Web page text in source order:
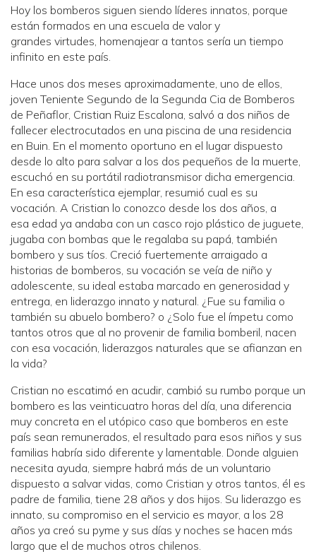
Hoy los bomberos siguen siendo líderes innatos, porque
están formados en una escuela de valor y
grandes virtudes, homenajear a tantos sería un tiempo
infinito en este país.
Hace unos dos meses aproximadamente, uno de ellos,
joven Teniente Segundo de la Segunda Cia de Bomberos
de Peñaflor, Cristian Ruiz Escalona, salvó a dos niños de
fallecer electrocutados en una piscina de una residencia
en Buin. En el momento oportuno en el lugar dispuesto
desde lo alto para salvar a los dos pequeños de la muerte,
escuchó en su portátil radiotransmisor dicha emergencia.
En esa característica ejemplar, resumió cual es su
vocación. A Cristian lo conozco desde los dos años, a
esa edad ya andaba con un casco rojo plástico de juguete,
jugaba con bombas que le regalaba su papá, también
bombero y sus tíos. Creció fuertemente arraigado a
historias de bomberos, su vocación se veía de niño y
adolescente, su ideal estaba marcado en generosidad y
entrega, en liderazgo innato y natural. ¿Fue su familia o
también su abuelo bombero? o ¿Solo fue el ímpetu como
tantos otros que al no provenir de familia bomberil, nacen
con esa vocación, liderazgos naturales que se afianzan en
la vida?
Cristian no escatimó en acudir, cambió su rumbo porque un
bombero es las veinticuatro horas del día, una diferencia
muy concreta en el utópico caso que bomberos en este
país sean remunerados, el resultado para esos niños y sus
familias habría sido diferente y lamentable. Donde alguien
necesita ayuda, siempre habrá más de un voluntario
dispuesto a salvar vidas, como Cristian y otros tantos, él es
padre de familia, tiene 28 años y dos hijos. Su liderazgo es
innato, su compromiso en el servicio es mayor, a los 28
años ya creó su pyme y sus días y noches se hacen más
largo que el de muchos otros chilenos.